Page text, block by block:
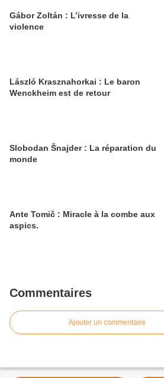
Gábor Zoltán : L’ivresse de la
violence
László Krasznahorkai : Le baron
Wenckheim est de retour
Slobodan Šnajder : La réparation du
monde
Ante Tomič : Miracle à la combe aux
aspics.
Commentaires
Ajouter un commentaire